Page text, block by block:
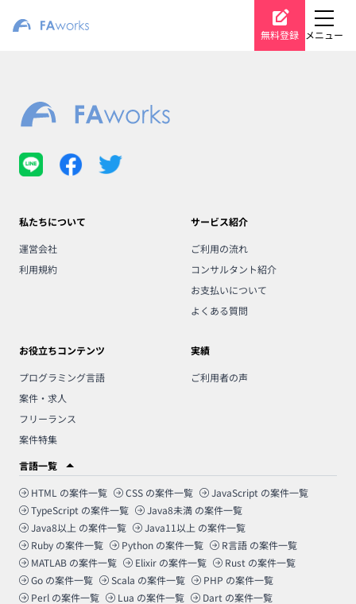
無料登録 メニュー
私たちについて
運営会社
利用規約
サービス紹介
ご利用の流れ
コンサルタント紹介
お支払いについて
よくある質問
お役立ちコンテンツ
プログラミング言語
案件・求人
フリーランス
案件特集
実績
ご利用者の声
言語一覧
HTML の案件一覧 CSS の案件一覧 JavaScript の案件一覧
TypeScript の案件一覧 Java8未満 の案件一覧
Java8以上 の案件一覧 Java11以上 の案件一覧
Ruby の案件一覧 Python の案件一覧 R言語 の案件一覧
MATLAB の案件一覧 Elixir の案件一覧 Rust の案件一覧
Go の案件一覧 Scala の案件一覧 PHP の案件一覧
Perl の案件一覧 Lua の案件一覧 Dart の案件一覧